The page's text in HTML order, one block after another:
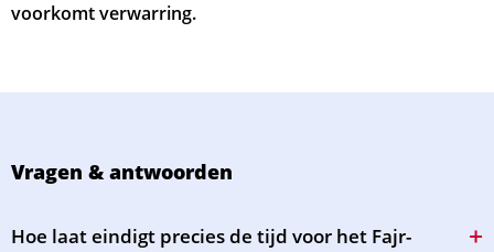
voorkomt verwarring.
Vragen & antwoorden
Hoe laat eindigt precies de tijd voor het Fajr-